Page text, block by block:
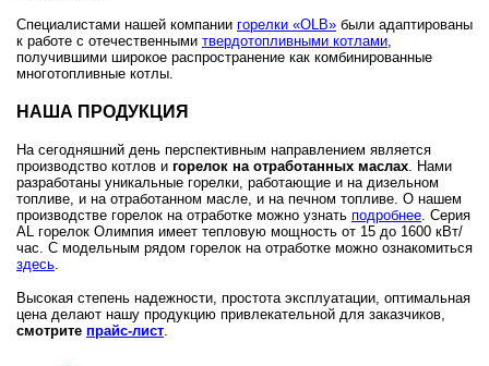
Специалистами нашей компании горелки «OLB» были адаптированы
к работе с отечественными твердотопливными котлами
получившими широкое распространение как комбинированные
многотопливные котлы.
НАША ПРОДУКЦИЯ
На сегодняшний день перспективным направлением является
производство котлов и горелок на отработанных маслах. Нами
разработаны уникальные горелки, работающие и на дизельном
топливе, и на отработанном масле, и на печном топливе. О нашем
производстве горелок на отработке можно узнать подробнее. Серия
AL горелок Олимпия имеет тепловую мощность от 15 до 1600 кВт/
час. С модельным рядом горелок на отработке можно ознакомиться
здесь.
Высокая степень надежности, простота эксплуатации, оптимальная
цена делают нашу продукцию привлекательной для заказчиков,
смотрите прайс-лист.